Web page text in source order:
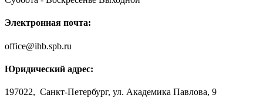
Электронная почта:
office@ihb.spb.ru
Юридический адрес:
197022, Санкт-Петербург, ул. Академика Павлова, 9